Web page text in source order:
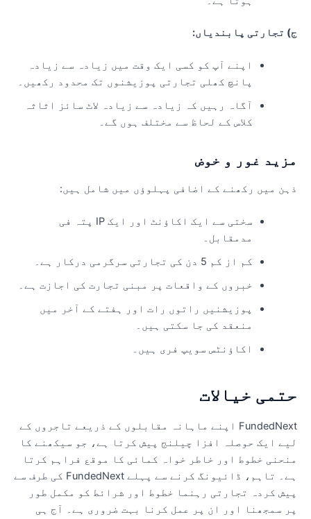
تجارتی پابندیاں:
اپنے آپ کو کسی ایک وقت میں زیادہ سے زیادہ
پانچ کھلی تجارتی پوزیشنوں تک محدود رکھیں۔
آگاہ رہیں کہ زیادہ سے زیادہ لاٹ سائز اثاثہ
کلاس کے لحاظ سے مختلف ہوں گے۔
غور و خوض
میں رکھنے کے اضافی پہلوؤں میں شامل ہیں:
سختی سے ایک اکاؤنٹ اور ایک IP پتہ فی
مدمقابل۔
کم از کم 5 دن کی تجارتی سرگرمی درکار ہے۔
خبروں کے واقعات پر مبنی تجارت کی اجازت ہے۔
پوزیشنیں راتوں رات اور ہفتے کے آخر میں
منعقد کی جا سکتی ہیں۔
اکاؤنٹس سویپ فری ہیں۔
خیالات
FundedNext اپنے ماہانہ مقابلوں کے ذریعے تاجروں کے
ایک حوصلہ افزا چیلنج پیش کرتا ہے، جو سیکھنے کا
خطوط اور خاطر خواہ کمائی کا موقع فراہم کرتا
ہے۔ تاہم، ڈائیونگ کرنے سے پہلے FundedNext کی طرف سے
کردہ تجارتی رہنما خطوط اور شرائط کو مکمل طور
سمجھنا اور ان پر عمل کرنا بہت ضروری ہے۔ آج ہی